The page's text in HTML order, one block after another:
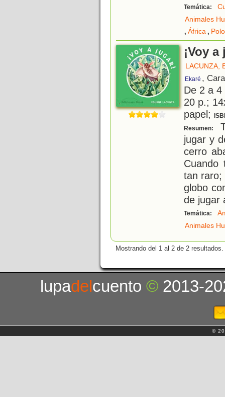
Temática:
Animales
, África,
¡Voy
LACUNZA,
Ekaré ,
De 2 a
20 p.;
papel;
Resumen:
jugar y
cerro
tan raro;
globo
de jugar
Temática:
Animales
Mostrando del 1 al 2 de 2 resultados.
lupadelcuento© 2013-
©